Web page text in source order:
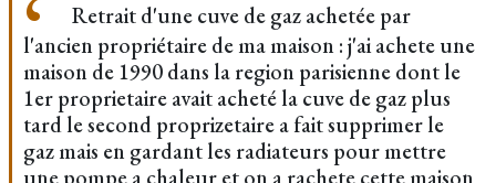
Retrait d'une cuve de gaz achetée par
l'ancien propriétaire de ma maison : j'ai achete une
maison de 1990 dans la region parisienne dont le
1er proprietaire avait acheté la cuve de gaz plus
tard le second proprizetaire a fait supprimer le
gaz mais en gardant les radiateurs pour mettre